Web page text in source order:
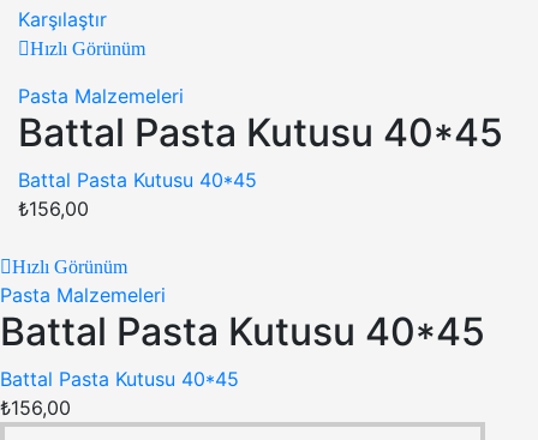
Karşılaştır
Hızlı Görünüm
Pasta Malzemeleri
Battal Pasta Kutusu 40*45
Battal Pasta Kutusu 40*45
₺156,00
Hızlı Görünüm
Pasta Malzemeleri
Battal Pasta Kutusu 40*45
Battal Pasta Kutusu 40*45
₺156,00